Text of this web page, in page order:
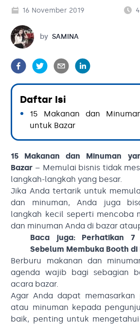
16 November 2019 4
Samina
by SAMINA
Daftar Isi
15 Makanan dan
untuk Bazar
15 Makanan dan Minuman
Bazar – Memulai bisnis tidak
langkah-langkah yang besar.
Jika Anda tertarik untuk
dan minuman, Anda juga
langkah kecil seperti mencoba
dan minuman Anda di bazar
Baca juga: Perhatikan
Sebelum Membuka Booth di
Berburu makanan dan
agenda wajib bagi sebagian
acara bazar.
Agar Anda dapat memasarkan
atau minuman kepada
baik, penting untuk